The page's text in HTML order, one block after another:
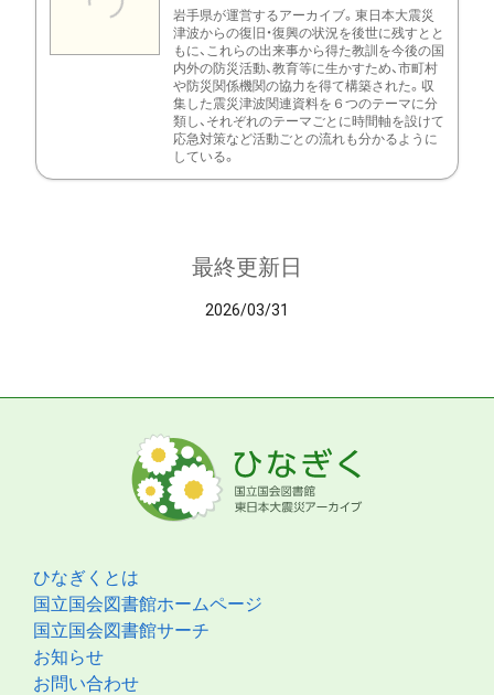
岩手県が運営するアーカイブ。東日本大震災
津波からの復旧・復興の状況を後世に残すとと
もに、これらの出来事から得た教訓を今後の国
内外の防災活動、教育等に生かすため、市町村
や防災関係機関の協力を得て構築された。収
集した震災津波関連資料を６つのテーマに分
類し、それぞれのテーマごとに時間軸を設けて
応急対策など活動ごとの流れも分かるように
している。
最終更新日
2026/03/31
ひなぎくとは
国立国会図書館ホームページ
国立国会図書館サーチ
お知らせ
お問い合わせ